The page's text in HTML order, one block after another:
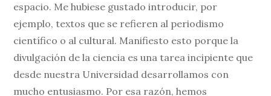
espacio. Me hubiese gustado introducir, por
ejemplo, textos que se refieren al periodismo
científico o al cultural. Manifiesto esto porque la
divulgación de la ciencia es una tarea incipiente que
desde nuestra Universidad desarrollamos con
mucho entusiasmo. Por esa razón, hemos